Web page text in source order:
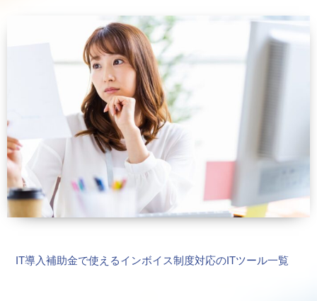
IT導入補助金で使えるインボイス制度対応のITツール一覧